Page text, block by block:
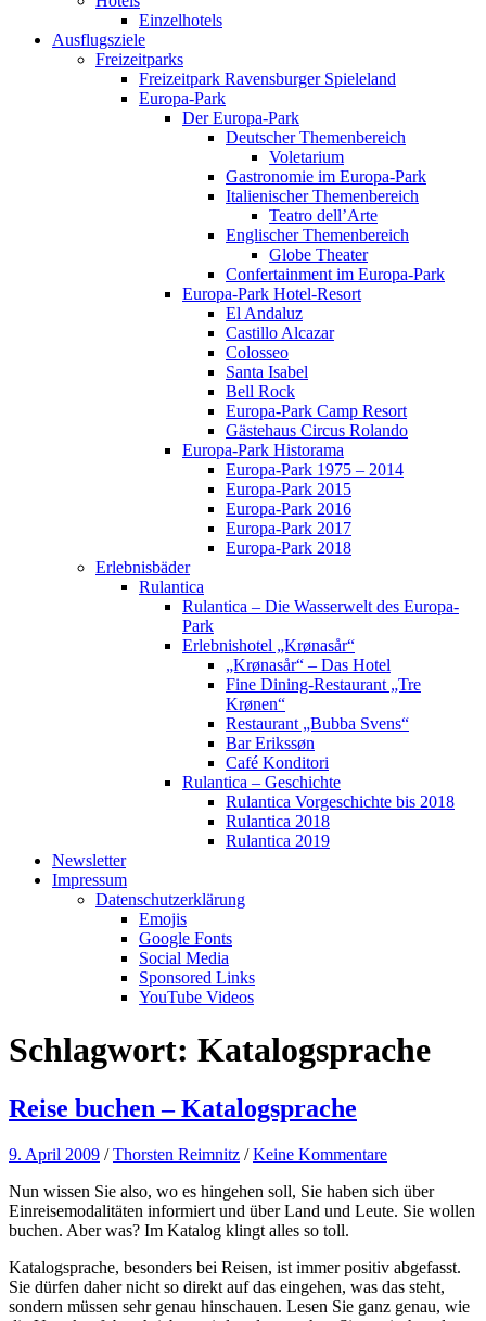
Einzelhotels
Ausflugsziele
Freizeitparks
Freizeitpark Ravensburger Spieleland
Europa-Park
Der Europa-Park
Deutscher Themenbereich
Voletarium
Gastronomie im Europa-Park
Italienischer Themenbereich
Teatro dell’Arte
Englischer Themenbereich
Globe Theater
Confertainment im Europa-Park
Europa-Park Hotel-Resort
El Andaluz
Castillo Alcazar
Colosseo
Santa Isabel
Bell Rock
Europa-Park Camp Resort
Gästehaus Circus Rolando
Europa-Park Historama
Europa-Park 1975 – 2014
Europa-Park 2015
Europa-Park 2016
Europa-Park 2017
Europa-Park 2018
Erlebnisbäder
Rulantica
Rulantica – Die Wasserwelt des Europa-
Park
Erlebnishotel „Krønasår“
„Krønasår“ – Das Hotel
Fine Dining-Restaurant „Tre
Krønen“
Restaurant „Bubba Svens“
Bar Erikssøn
Café Konditori
Rulantica – Geschichte
Rulantica Vorgeschichte bis 2018
Rulantica 2018
Rulantica 2019
Newsletter
Impressum
Datenschutzerklärung
Emojis
Google Fonts
Social Media
Sponsored Links
YouTube Videos
Schlagwort: Katalogsprache
Reise buchen – Katalogsprache
9. April 2009 /Thorsten Reimnitz /Keine Kommentare
Nun wissen Sie also, wo es hingehen soll, Sie haben sich über
Einreisemodalitäten informiert und über Land und Leute. Sie wollen
buchen. Aber was? Im Katalog klingt alles so toll.
Katalogsprache, besonders bei Reisen, ist immer positiv abgefasst.
Sie dürfen daher nicht so direkt auf das eingehen, was das steht,
sondern müssen sehr genau hinschauen. Lesen Sie ganz genau, wie